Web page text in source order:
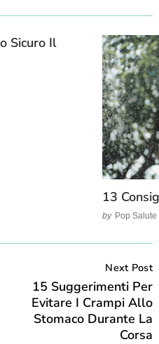
Sicuro Il
13
by Pop Salute
Next Post
15 Suggerimenti Per
Evitare I Crampi Allo
Stomaco Durante La
Corsa